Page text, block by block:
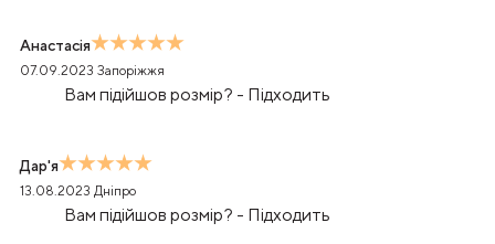
Анастасія
07.09.2023 Запоріжжя
Вам підійшов розмір? - Підходить
Дар'я
13.08.2023 Дніпро
Вам підійшов розмір? - Підходить